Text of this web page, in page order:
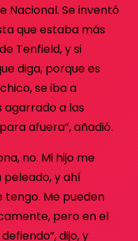
Nacional. Se inventó
que estaba más
Tenfield, y si
diga, porque es
se iba a
agarrado a las
afuera”, añadió.
no. Mi hijo me
y ahí
tengo. Me pueden
pero en el
dijo, y